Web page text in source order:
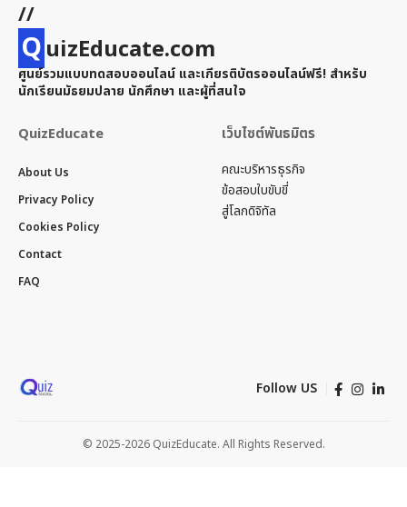
//
QuizEducate.com
ศูนย์รวมแบบทดสอบออนไลน์ และเกียรติบัตรออนไลน์ฟรี! สำหรับ
นักเรียนมัธยมปลาย นักศึกษา และผู้ที่สนใจ
QuizEducate
About Us
Privacy Policy
Cookies Policy
Contact
FAQ
เว็บไซต์พันธมิตร
คณะบริหารธุรกิจ
ข้อสอบใบขับขี่
สู่โลกดิจิทัล
Follow US
© 2025-2026 QuizEducate. All Rights Reserved.